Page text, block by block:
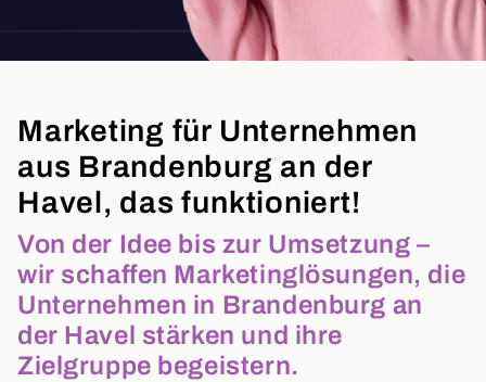
Marketing für Unternehmen
aus Brandenburg an der
Havel, das funktioniert!
Von der Idee bis zur Umsetzung –
wir schaffen Marketinglösungen, die
Unternehmen in Brandenburg an
der Havel stärken und ihre
Zielgruppe begeistern.